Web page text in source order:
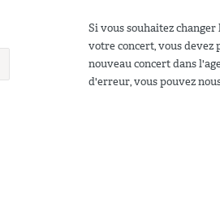
Si vous souhaitez changer
votre concert, vous devez
nouveau concert dans
d'erreur, vous pouvez